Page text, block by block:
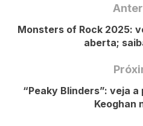
Monsters of Rock 2025:
aberta;
“Peaky Blinders”: veja
Keoghan